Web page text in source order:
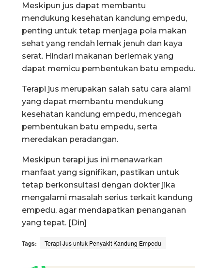
Meskipun jus dapat membantu
mendukung kesehatan kandung empedu,
penting untuk tetap menjaga pola makan
sehat yang rendah lemak jenuh dan kaya
serat. Hindari makanan berlemak yang
dapat memicu pembentukan batu empedu.
Terapi jus merupakan salah satu cara alami
yang dapat membantu mendukung
kesehatan kandung empedu, mencegah
pembentukan batu empedu, serta
meredakan peradangan.
Meskipun terapi jus ini menawarkan
manfaat yang signifikan, pastikan untuk
tetap berkonsultasi dengan dokter jika
mengalami masalah serius terkait kandung
empedu, agar mendapatkan penanganan
yang tepat. [Din]
Tags: Terapi Jus untuk Penyakit Kandung Empedu